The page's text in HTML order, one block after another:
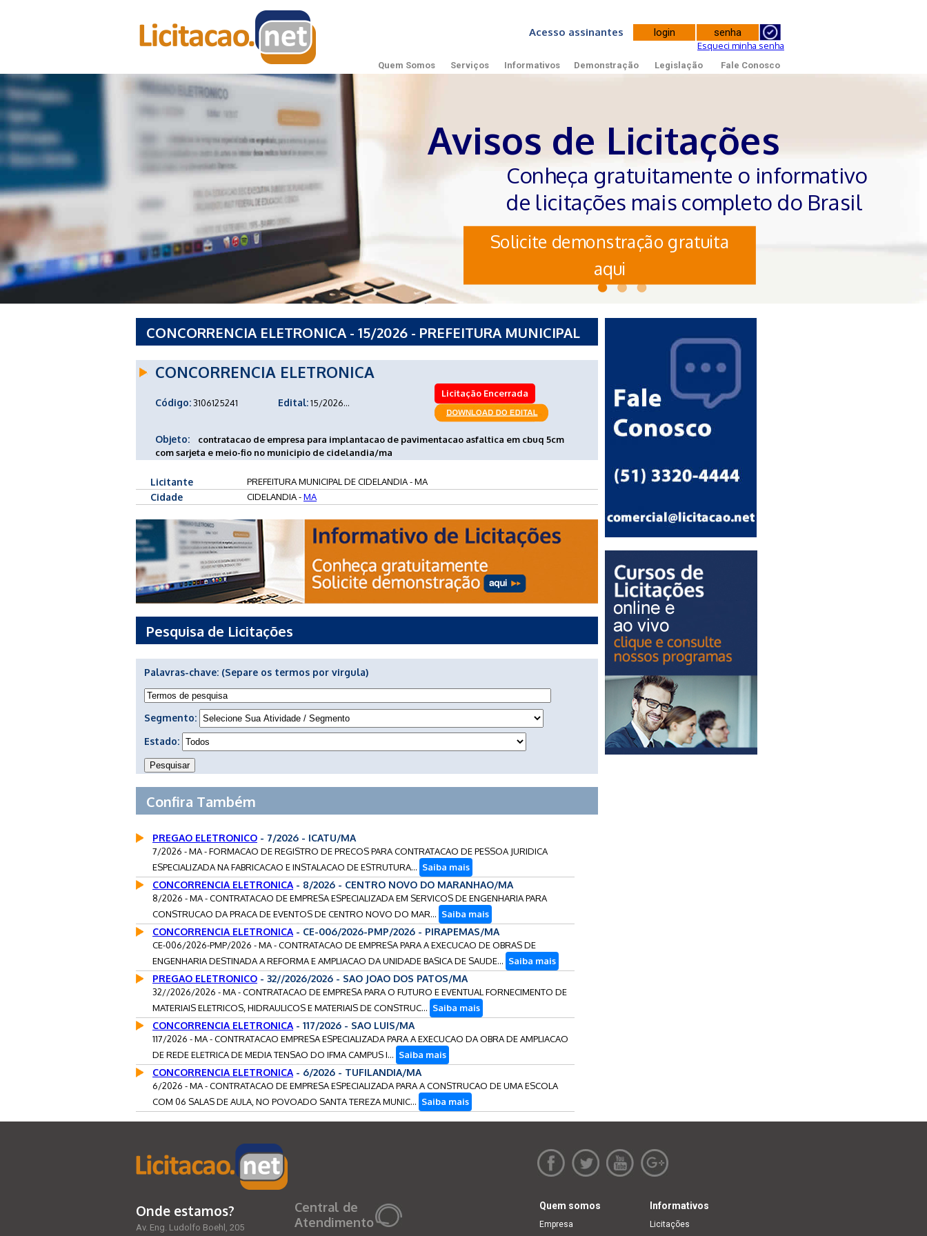
Acesso assinantes
Esqueci minha senha
Quem Somos Serviços Informativos Demonstração Legislação Fale Conosco
Avisos de Licitações
Conheça gratuitamente o informativo
de licitações mais completo do Brasil
Solicite demonstração gratuita
aqui
CONCORRENCIA ELETRONICA - 15/2026 - PREFEITURA MUNICIPAL
CONCORRENCIA ELETRONICA
Código:3106125241 Edital:15/2026...
Licitação Encerrada
Objeto:
contratacao de empresa para implantacao de pavimentacao asfaltica em cbuq 5cm
com sarjeta e meio-fio no municipio de cidelandia/ma
Licitante PREFEITURA MUNICIPAL DE CIDELANDIA - MA
Cidade CIDELANDIA -MA
Pesquisa de Licitações
Palavras-chave: (Separe os termos por virgula)
Segmento:
Estado:
Confira Também
PREGAO ELETRONICO - 7/2026 - ICATU/MA
7/2026 - MA - FORMACAO DE REGISTRO DE PRECOS PARA CONTRATACAO DE PESSOA JURIDICA
ESPECIALIZADA NA FABRICACAO E INSTALACAO DE ESTRUTURA... Saiba mais
CONCORRENCIA ELETRONICA - 8/2026 - CENTRO NOVO DO MARANHAO/MA
8/2026 - MA - CONTRATACAO DE EMPRESA ESPECIALIZADA EM SERVICOS DE ENGENHARIA PARA
CONSTRUCAO DA PRACA DE EVENTOS DE CENTRO NOVO DO MAR... Saiba mais
CONCORRENCIA ELETRONICA - CE-006/2026-PMP/2026 - PIRAPEMAS/MA
CE-006/2026-PMP/2026 - MA - CONTRATACAO DE EMPRESA PARA A EXECUCAO DE OBRAS DE
ENGENHARIA DESTINADA A REFORMA E AMPLIACAO DA UNIDADE BASICA DE SAUDE... Saiba mais
PREGAO ELETRONICO - 32//2026/2026 - SAO JOAO DOS PATOS/MA
32//2026/2026 - MA - CONTRATACAO DE EMPRESA PARA O FUTURO E EVENTUAL FORNECIMENTO DE
MATERIAIS ELETRICOS, HIDRAULICOS E MATERIAIS DE CONSTRUC... Saiba mais
CONCORRENCIA ELETRONICA - 117/2026 - SAO LUIS/MA
117/2026 - MA - CONTRATACAO EMPRESA ESPECIALIZADA PARA A EXECUCAO DA OBRA DE AMPLIACAO
DE REDE ELETRICA DE MEDIA TENSAO DO IFMA CAMPUS I... Saiba mais
CONCORRENCIA ELETRONICA - 6/2026 - TUFILANDIA/MA
6/2026 - MA - CONTRATACAO DE EMPRESA ESPECIALIZADA PARA A CONSTRUCAO DE UMA ESCOLA
COM 06 SALAS DE AULA, NO POVOADO SANTA TEREZA MUNIC... Saiba mais
Onde estamos?
Av. Eng. Ludolfo Boehl, 205
Central de
Atendimento
Quem somos
Empresa
Informativos
Licitações